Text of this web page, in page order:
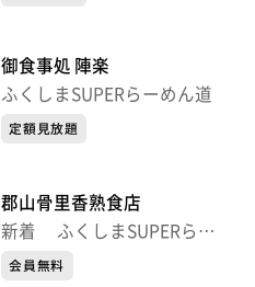
御食事処 陣楽
ふくしまSUPERらーめん道
定額見放題
郡山骨里香熟食店
新着 ふくしまSUPERらー
めん道
会員無料